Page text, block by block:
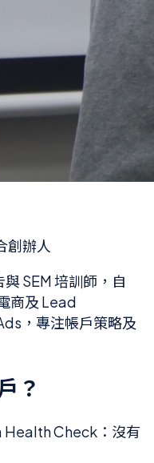
創辦人
SEM 培訓師，自
商及 Lead
，專注帳戶策略及
？
Health Check：沒有